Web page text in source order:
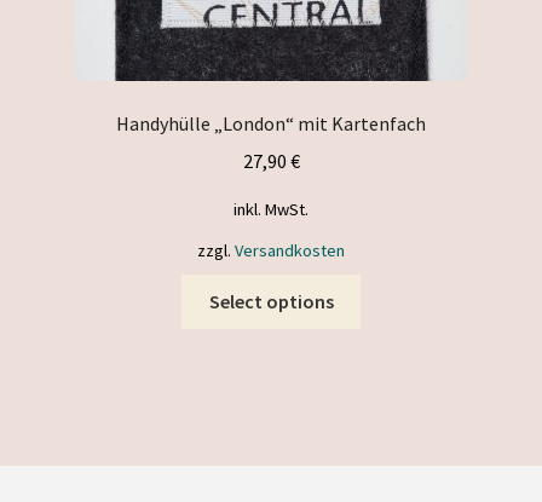
Handyhülle „London“ mit Kartenfach
27,90 €
inkl. MwSt.
zzgl. Versandkosten
Select options
options